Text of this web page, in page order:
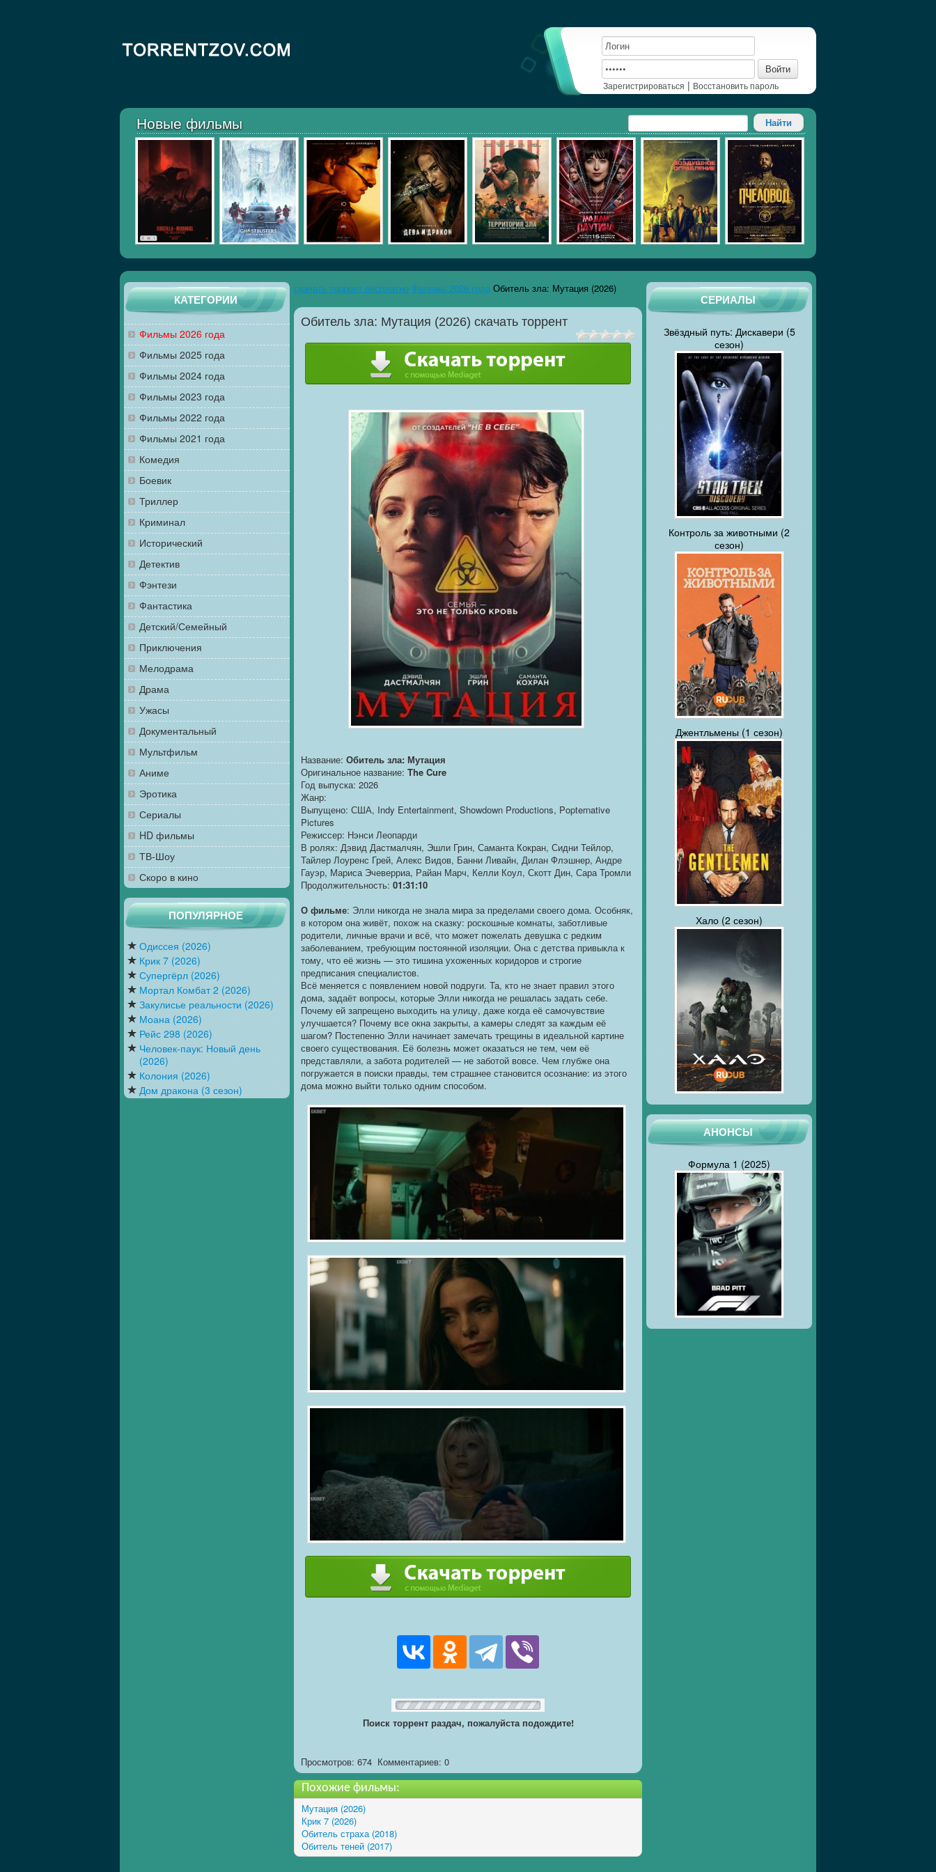
Войти
Зарегистрироваться | Восстановить пароль
Новые фильмы
СЕРИАЛЫ
Звёздный путь: Дискавери (5
сезон)
Контроль за животными (2
сезон)
Джентльмены (1 сезон)
Хало (2 сезон)
АНОНСЫ
Формула 1 (2025)
КАТЕГОРИИ
Фильмы 2026 года
Фильмы 2025 года
Фильмы 2024 года
Фильмы 2023 года
Фильмы 2022 года
Фильмы 2021 года
Комедия
Боевик
Триллер
Криминал
Исторический
Детектив
Фэнтези
Фантастика
Детский/Семейный
Приключения
Мелодрама
Драма
Ужасы
Документальный
Мультфильм
Аниме
Эротика
Сериалы
HD фильмы
ТВ-Шоу
Скоро в кино
ПОПУЛЯРНОЕ
Одиссея (2026)
Крик 7 (2026)
Супергёрл (2026)
Мортал Комбат 2 (2026)
Закулисье реальности (2026)
Моана (2026)
Рейс 298 (2026)
Человек-паук: Новый день
(2026)
Колония (2026)
Дом дракона (3 сезон)
скачать торрент бесплатно Фильмы 2026 года Обитель зла: Мутация (2026)
Обитель зла: Мутация (2026) скачать торрент
Название: Обитель зла: Мутация
Оригинальное название: The Cure
Год выпуска: 2026
Жанр:
Выпущено: США, Indy Entertainment, Showdown Productions, Popternative
Pictures
Режиссер: Нэнси Леопарди
В ролях: Дэвид Дастмалчян, Эшли Грин, Саманта Кокран, Сидни Тейлор,
Тайлер Лоуренс Грей, Алекс Видов, Банни Ливайн, Дилан Флэшнер, Андре
Гауэр, Мариса Эчеверриа, Райан Марч, Келли Коул, Скотт Дин, Сара Тромли
Продолжительность: 01:31:10
О фильме: Элли никогда не знала мира за пределами своего дома. Особняк,
в котором она живёт, похож на сказку: роскошные комнаты, заботливые
родители, личные врачи и всё, что может пожелать девушка с редким
заболеванием, требующим постоянной изоляции. Она с детства привыкла к
тому, что её жизнь — это тишина ухоженных коридоров и строгие
предписания специалистов.
Всё меняется с появлением новой подруги. Та, кто не знает правил этого
дома, задаёт вопросы, которые Элли никогда не решалась задать себе.
Почему ей запрещено выходить на улицу, даже когда её самочувствие
улучшается? Почему все окна закрыты, а камеры следят за каждым её
шагом? Постепенно Элли начинает замечать трещины в идеальной картине
своего существования. Её болезнь может оказаться не тем, чем её
представляли, а забота родителей — не заботой вовсе. Чем глубже она
погружается в поиски правды, тем страшнее становится осознание: из этого
дома можно выйти только одним способом.
Поиск торрент раздач, пожалуйста подождите!
Просмотров: 674 Комментариев: 0
Похожие фильмы:
Мутация (2026)
Крик 7 (2026)
Обитель страха (2018)
Обитель теней (2017)